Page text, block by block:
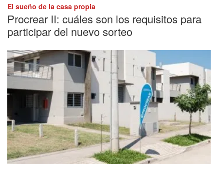
El sueño de la casa propia
Procrear II: cuáles son los requisitos para
participar del nuevo sorteo